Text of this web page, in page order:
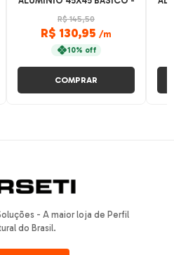
FOSCO
R$ 145,50
R$ 130,95/m
10% off
COMPRAR
- A maior loja de Perfil
do Brasil.